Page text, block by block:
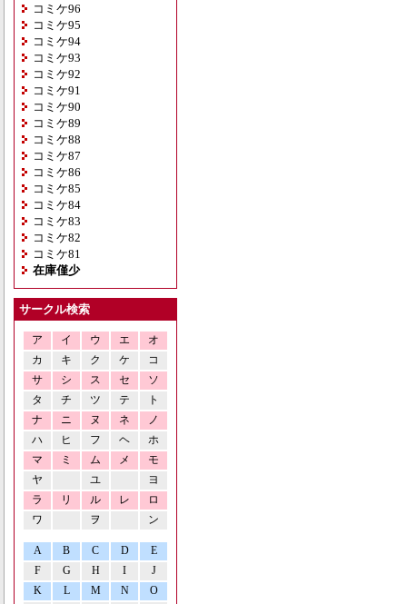
コミケ96
コミケ95
コミケ94
コミケ93
コミケ92
コミケ91
コミケ90
コミケ89
コミケ88
コミケ87
コミケ86
コミケ85
コミケ84
コミケ83
コミケ82
コミケ81
在庫僅少
サークル検索
ア イ ウ エ
オ
カ
キ ク ケ
コ
サ
シ ス セ
ソ
タ
チ ツ テ
ト
ナ
ニ ヌ ネ
ノ
ハ
ヒ フ ヘ
ホ
マ
ミ ム メ
モ
ヤ
ユ
ヨ
ラ
リ ル レ
ロ
ワ
ヲ ン
A B C D
E
F
G H I
J
K
L M N O